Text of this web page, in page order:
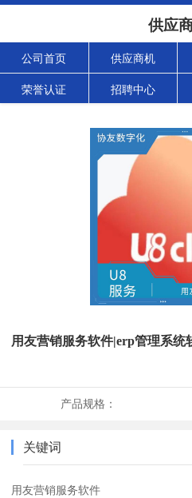
供应
公司首页 供应商机
荣誉认证 招聘中心
用友营销服务软件|erp管理系统
产品规格：
关键词
用友营销服务软件